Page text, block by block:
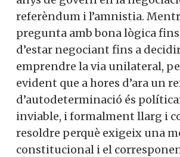
referèndum i l’amnistia.
pregunta amb bona lògica
d’estar negociant fins a
emprendre la via unilateral,
evident que a hores d’ara un
d’autodeterminació és
inviable, i formalment llarg i
resoldre perquè exigeix una
constitucional i el